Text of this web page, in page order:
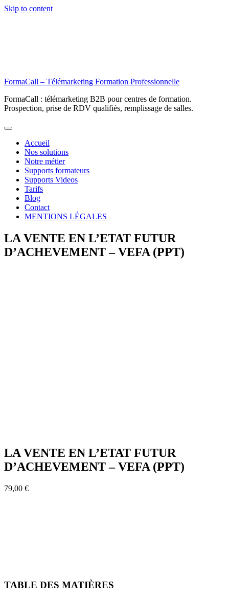
Skip to content
FormaCall – Télémarketing Formation Professionnelle
FormaCall : télémarketing B2B pour centres de formation.
Prospection, prise de RDV qualifiés, remplissage de salles.
Accueil
Nos solutions
Notre métier
Supports formateurs
Supports Videos
Tarifs
Blog
Contact
MENTIONS LÉGALES
LA VENTE EN L’ETAT FUTUR
D’ACHEVEMENT – VEFA (PPT)
LA VENTE EN L’ETAT FUTUR
D’ACHEVEMENT – VEFA (PPT)
79,00 €
TABLE DES MATIÈRES